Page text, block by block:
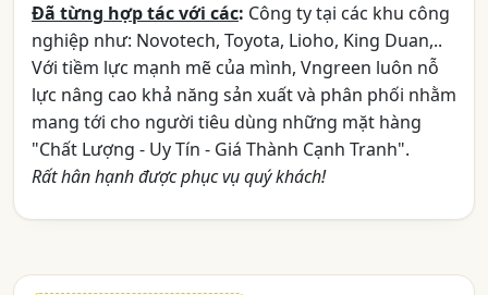
Đã từng hợp tác với các: Công ty tại các khu công
nghiệp như: Novotech, Toyota, Lioho, King Duan,..
Với tiềm lực mạnh mẽ của mình, Vngreen luôn nỗ
lực nâng cao khả năng sản xuất và phân phối nhằm
mang tới cho người tiêu dùng những mặt hàng
"Chất Lượng - Uy Tín - Giá Thành Cạnh Tranh".
Rất hân hạnh được phục vụ quý khách!